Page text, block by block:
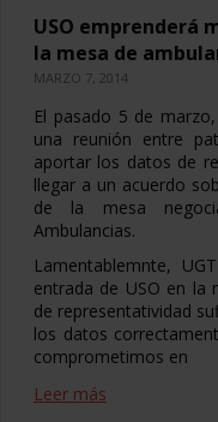
USO emprenderá
la mesa de
MARZO 7, 2014
El pasado 5 de
una reunión entre
aportar los datos de
llegar a un acuerdo
de la mesa
Ambulancias.
Lamentablemnte,
entrada de USO en la
de representatividad
los datos
comprometimos en
Leer más